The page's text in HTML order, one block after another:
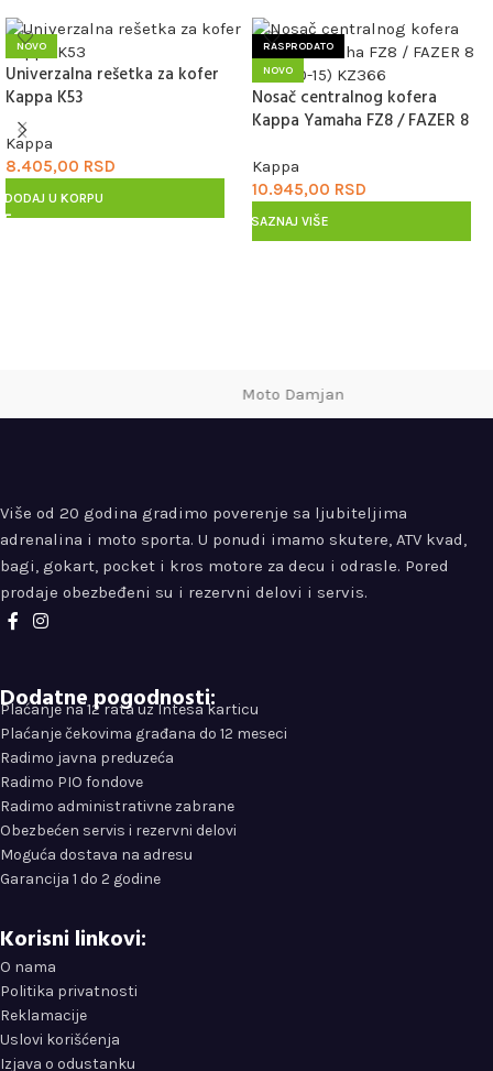
NOVO
Univerzalna rešetka za kofer
Kappa K53
Kappa
8.405,00 RSD
DODAJ U KORPU
RASPRODATO
NOVO
Nosač centralnog kofera
Kappa Yamaha FZ8 / FAZER 8
Kappa
10.945,00 RSD
SAZNAJ VIŠE
Moto Damjan
Više od 20 godina gradimo poverenje sa ljubiteljima
adrenalina i moto sporta. U ponudi imamo skutere, ATV kvad,
bagi, gokart, pocket i kros motore za decu i odrasle. Pored
prodaje obezbeđeni su i rezervni delovi i servis.
Dodatne pogodnosti:
Plaćanje na 12 rata uz Intesa karticu
Plaćanje čekovima građana do 12 meseci
Radimo javna preduzeća
Radimo PIO fondove
Radimo administrativne zabrane
Obezbećen servis i rezervni delovi
Moguća dostava na adresu
Garancija 1 do 2 godine
Korisni linkovi:
O nama
Politika privatnosti
Reklamacije
Uslovi korišćenja
Izjava o odustanku